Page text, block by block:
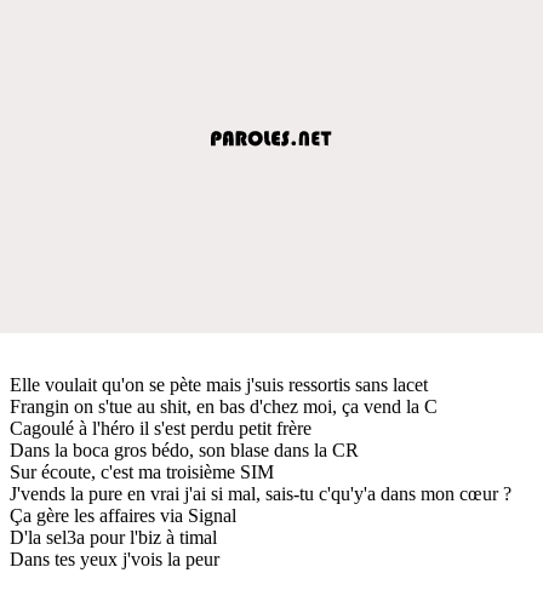
Elle voulait qu'on se pète mais j'suis ressortis sans lacet
Frangin on s'tue au shit, en bas d'chez moi, ça vend la C
Cagoulé à l'héro il s'est perdu petit frère
Dans la boca gros bédo, son blase dans la CR
Sur écoute, c'est ma troisième SIM
J'vends la pure en vrai j'ai si mal, sais-tu c'qu'y'a dans mon cœur ?
Ça gère les affaires via Signal
D'la sel3a pour l'biz à timal
Dans tes yeux j'vois la peur